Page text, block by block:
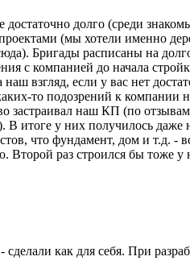
долго (среди
(мы хотели именно
Бригады расписаны на
с компанией до начала
взгляд, если у вас нет
то подозрений к компании
застраивал наш КП (по
итоге у них получилось
что фундамент, дом и т.д. -
раз строился бы тоже
как для себя. При